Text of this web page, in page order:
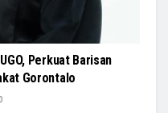
Perkuat Barisan
Gorontalo